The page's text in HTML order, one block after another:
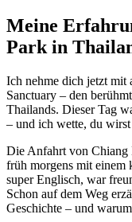
Meine
Park in
Ich nehme dich jetzt mit
Sanctuary – den
Thailands. Dieser Tag
– und ich wette, du
Die Anfahrt von Chiang
früh morgens mit einem
super Englisch, war
Schon auf dem Weg
Geschichte – und